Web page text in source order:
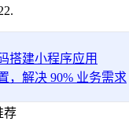
搭建小程序应用
，解决 90% 业务需求
荐